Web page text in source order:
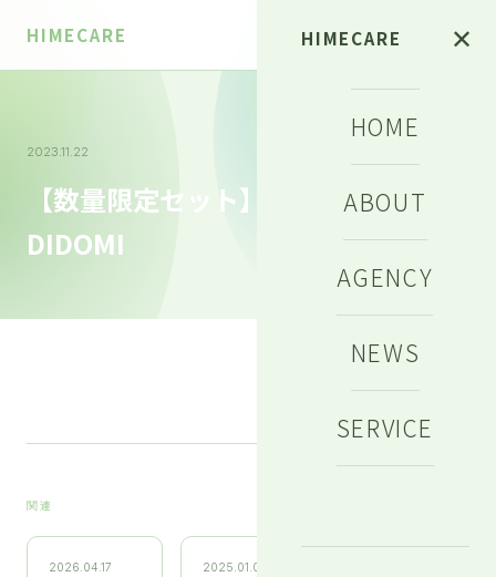
HIMECARE HIMECARE ✕
HOME
ABOUT
AGENCY
NEWS
SERVICE
2023.11.22
【数量限定セット】HIMEサプリ
DIDOMI
関連
2026.04.17 2025.01.09